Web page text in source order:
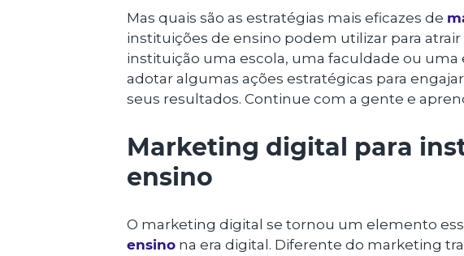
Mas quais são as estratégias mais eficazes de
instituições de ensino podem utilizar para atrair
instituição uma escola, uma faculdade ou
adotar algumas ações estratégicas para
seus resultados. Continue com a gente e
Marketing digital para
ensino
O marketing digital se tornou um elemento
ensino na era digital. Diferente do marketing